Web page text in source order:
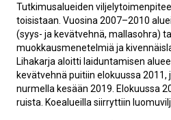
Tutkimusalueiden
toisistaan. Vuosina 2007–2010
(syys- ja kevätvehnä, mallasohra)
muokkausmenetelmiä ja
Lihakarja aloitti laiduntamisen
kevätvehnä puitiin elokuussa 2011,
nurmella kesään 2019. Elokuussa
ruista. Koealueilla siirryttiin